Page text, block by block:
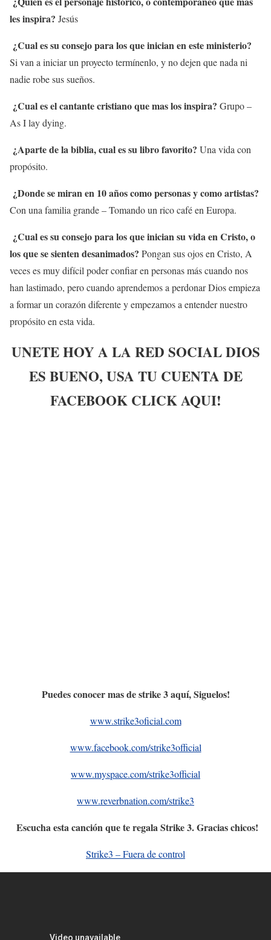
les inspira? Jesús
¿Cual es su consejo para los que inician en este ministerio?
Si van a iniciar un proyecto termínenlo, y no dejen que nada ni
nadie robe sus sueños.
¿Cual es el cantante cristiano que mas los inspira? Grupo –
As I lay dying.
¿Aparte de la biblia, cual es su libro favorito? Una vida con
propósito.
¿Donde se miran en 10 años como personas y como artistas?
Con una familia grande – Tomando un rico café en Europa.
¿Cual es su consejo para los que inician su vida en Cristo, o
los que se sienten desanimados? Pongan sus ojos en Cristo, A
veces es muy difícil poder confiar en personas más cuando nos
han lastimado, pero cuando aprendemos a perdonar Dios empieza
a formar un corazón diferente y empezamos a entender nuestro
propósito en esta vida.
UNETE HOY A LA RED SOCIAL DIOS
ES BUENO, USA TU CUENTA DE
FACEBOOK CLICK AQUI!
Puedes conocer mas de strike 3 aquí, Siguelos!
www.strike3oficial.com
www.facebook.com/strike3official
www.myspace.com/strike3official
www.reverbnation.com/strike3
Escucha esta canción que te regala Strike 3. Gracias chicos!
Strike3 – Fuera de control